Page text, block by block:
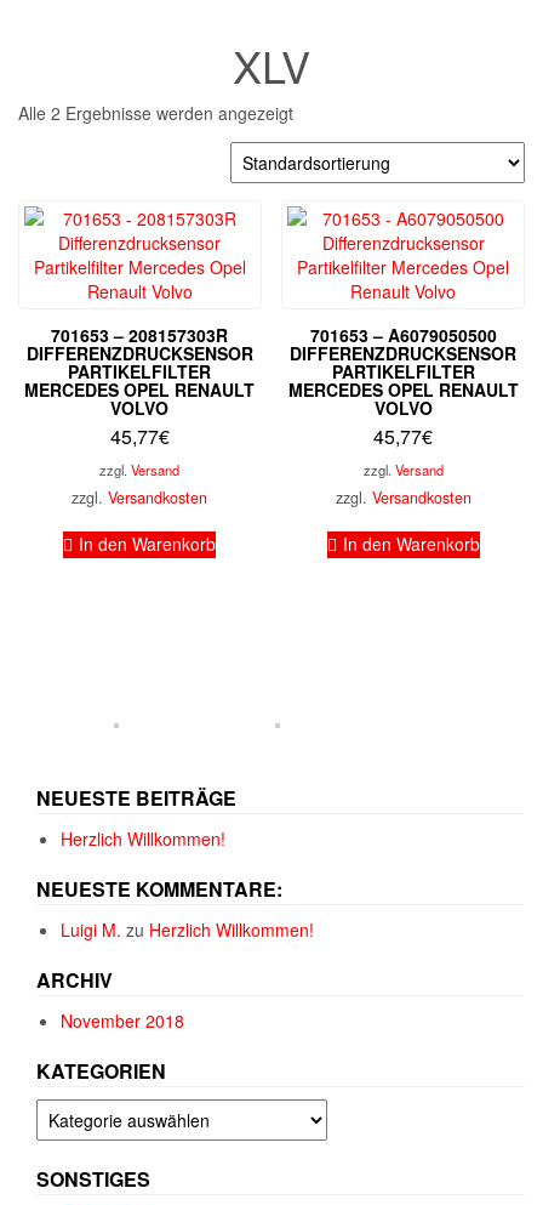
XLV
Alle 2 Ergebnisse werden angezeigt
701653 – 208157303R
DIFFERENZDRUCKSENSOR
PARTIKELFILTER
MERCEDES OPEL RENAULT
VOLVO
45,77€
zzgl.Versand
zzgl.Versandkosten
In den Warenkorb
701653 – A6079050500
DIFFERENZDRUCKSENSOR
PARTIKELFILTER
MERCEDES OPEL RENAULT
VOLVO
45,77€
zzgl. Versand
zzgl. Versandkosten
In den Warenkorb
NEUESTE BEITRÄGE
Herzlich Willkommen!
NEUESTE KOMMENTARE:
Luigi M. zu Herzlich Willkommen!
ARCHIV
November 2018
KATEGORIEN
Kategorien
SONSTIGES